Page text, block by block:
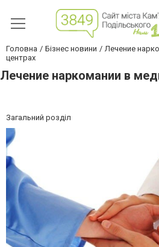
Головна Бізнес новини
Лечение
центрах
Лечение наркомании в
Загальний розділ